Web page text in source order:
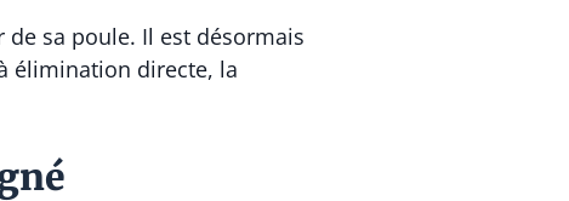
sa poule. Il est désormais
élimination directe, la